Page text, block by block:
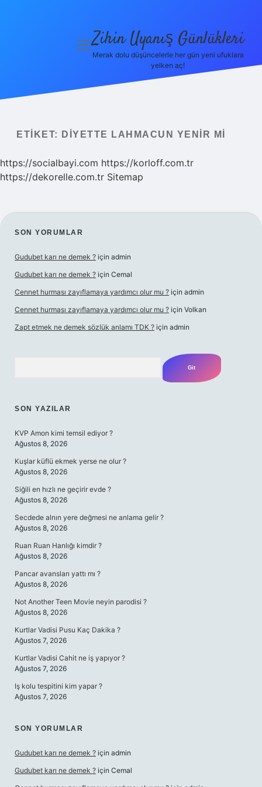
Politikası
menüyü
Zihin Uyanış Günlükleri
Merak dolu düşüncelerle her gün yeni ufuklara
yelken aç!
ETIKET: DIYETTE LAHMACUN YENIR MI
https://socialbayi.com https://korloff.com.tr
https://dekorelle.com.tr Sitemap
SIDEBAR
SON YORUMLAR
Gudubet karı ne demek ? için admin
Gudubet karı ne demek ? için Cemal
Cennet hurması zayıflamaya yardımcı olur mu ? için admin
Cennet hurması zayıflamaya yardımcı olur mu ? için Volkan
Zapt etmek ne demek sözlük anlamı TDK ? için admin
SON YAZILAR
KVP Amon kimi temsil ediyor ?
Ağustos 8, 2026
Kuşlar küflü ekmek yerse ne olur ?
Ağustos 8, 2026
Siğili en hızlı ne geçirir evde ?
Ağustos 8, 2026
Secdede alnın yere değmesi ne anlama gelir ?
Ağustos 8, 2026
Ruan Ruan Hanlığı kimdir ?
Ağustos 8, 2026
Pancar avansları yattı mı ?
Ağustos 8, 2026
Not Another Teen Movie neyin parodisi ?
Ağustos 8, 2026
Kurtlar Vadisi Pusu Kaç Dakika ?
Ağustos 7, 2026
Kurtlar Vadisi Cahit ne iş yapıyor ?
Ağustos 7, 2026
Iş kolu tespitini kim yapar ?
Ağustos 7, 2026
SON YORUMLAR
Gudubet karı ne demek ? için admin
Gudubet karı ne demek ? için Cemal